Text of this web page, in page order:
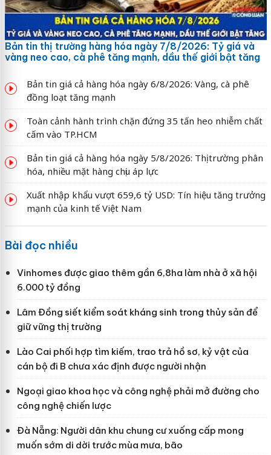
Bản tin thị trường hàng hóa ngày 7/8/2026: Tỷ giá và
vàng neo cao, cà phê tăng mạnh, dầu thế giới bật tăng
Bản tin giá cả hàng hóa ngày 6/8/2026: Vàng, cà phê
đồng loạt tăng mạnh
Toàn cảnh hành trình chặn đứng 35 tấn heo nhiễm chất
cấm vào TP.HCM
Bản tin giá cả hàng hóa ngày 5/8/2026: Thị trường phân
hóa, nhiều mặt hàng chịu áp lực
Xuất nhập khẩu vượt 659,6 tỷ USD: Tín hiệu tăng trưởng
mạnh của kinh tế Việt Nam
Bài đọc nhiều
Vinhomes được giao thêm gần 6,8ha làm nhà ở xã hội
6.000 tỷ đồng
Lâm Đồng siết kiểm soát kháng sinh trong thủy sản để
giữ vững thị trường
Lào Cai phối hợp tìm kiếm, trao trả hồ sơ, kỷ vật của
cán bộ đi B chưa xác định được người nhận
Ngoại giao khoa học và công nghệ phải mở đường cho
công nghệ chiến lược
Đà Nẵng: Người dân khu chung cư xuống cấp mong
muốn sớm di dời trước mùa mưa, bão